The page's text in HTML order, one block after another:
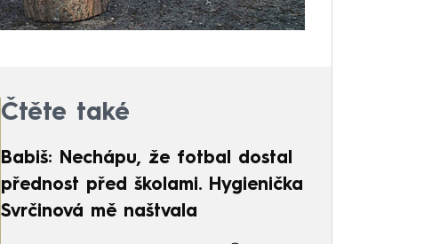
Čtěte také
Babiš: Nechápu, že fotbal dostal
přednost před školami. Hygienička
Svrčinová mě naštvala